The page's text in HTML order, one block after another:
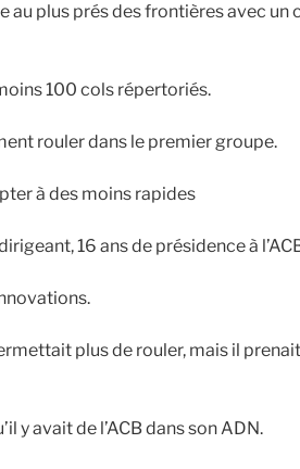
au plus prés des frontières avec un
100 cols répertoriés.
rouler dans le premier groupe.
à des moins rapides
16 ans de présidence à
plus de rouler, mais il
y avait de l’ACB dans son ADN.